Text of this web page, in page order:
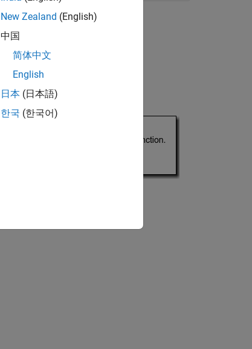
New Zealand (English)
中国
简体中文
English
日本 (日本語)
한국 (한국어)